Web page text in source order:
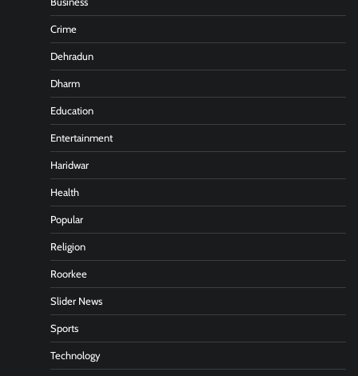
Crime
Dehradun
Dharm
Education
Entertainment
Haridwar
Health
Popular
Religion
Roorkee
Slider News
Sports
Technology